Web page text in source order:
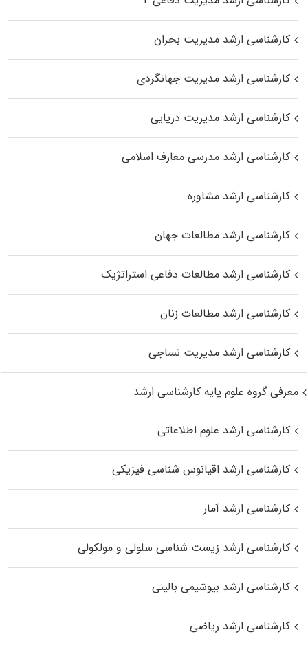
کارشناسی ارشد مدیریت بحران
کارشناسی ارشد مدیریت جهانگردی
کارشناسی ارشد مدیریت دریایی
کارشناسی ارشد مدرسی معارف اسلامی
کارشناسی ارشد مشاوره
کارشناسی ارشد مطالعات جهان
کارشناسی ارشد مطالعات دفاعی استراتژیک
کارشناسی ارشد مطالعات زنان
کارشناسی ارشد مدیریت نساجی
معرفی گروه علوم پایه کارشناسی ارشد
کارشناسی ارشد علوم اطلاعاتی
کارشناسی ارشد اقیانوس‌ شناسی فیزیکی
کارشناسی ارشد آمار
کارشناسی ارشد زیست شناسی سلولی و مولکولی
کارشناسی ارشد بیوشیمی بالینی
کارشناسی ارشد ریاضی